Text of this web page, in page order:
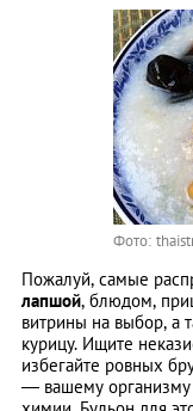
Фото:
Пожалуй, самые
лапшой, блюдом,
витрины на выбор, а
курицу. Ищите
избегайте ровных
― вашему